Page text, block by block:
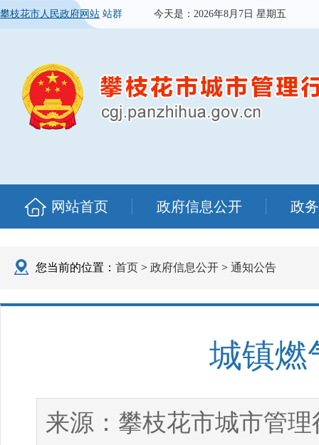
攀枝花市人民政府网站 站群 今天是： 2026年8月7日 星期五
网站首页 政府信息公开 政
您当前的位置： 首页 > 政府信息公开 > 通知公告
城镇燃
来源： 攀枝花市城市管